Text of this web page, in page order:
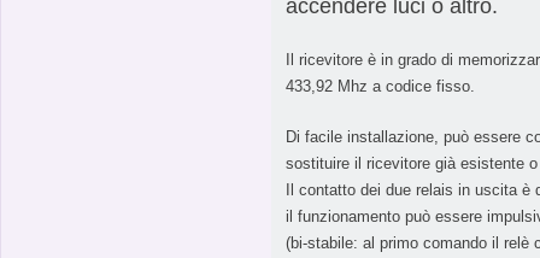
accendere luci o altro.
Il ricevitore è in grado di
433,92 Mhz a codice fisso.
Di facile installazione, può essere
sostituire il ricevitore già esistente
Il contatto dei due relais in uscita è
il funzionamento può essere
(bi-stabile: al primo comando il relè